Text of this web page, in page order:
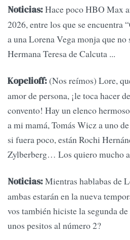
Noticias:Hace poco HBO Max
2026, entre los que se encuentra
a una Lorena Vega monja que
Hermana Teresa de Calcuta ...
Kopelioff:(Nos reímos) Lore,
amor de persona, ¡le toca hacer
convento! Hay un elenco
a mi mamá, Tomás Wicz a uno
si fuera poco, están Rochi
Zylberberg… Los quiero mucho
Noticias:Mientras hablabas de
ambas estarán en la nueva
vos también hiciste la segunda
unos pesitos al número 2?